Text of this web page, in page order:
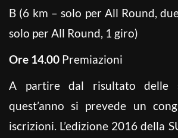
B (6 km – solo per All Round,
solo per All Round, 1 giro)
Ore 14.00 Premiazioni
A partire dal risultato delle
quest’anno si prevede un
iscrizioni. L’edizione 2016 della